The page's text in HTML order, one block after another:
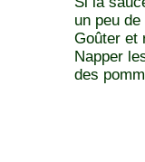
un peu
Goûter et
Napper
des